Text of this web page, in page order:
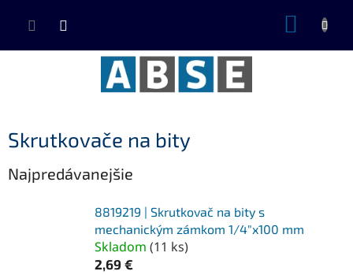
Skrutkovače na bity
Najpredávanejšie
8819219 | Skrutkovač na bity s
mechanickým zámkom 1/4"x100 mm
Skladom (11 ks)
2,69 €